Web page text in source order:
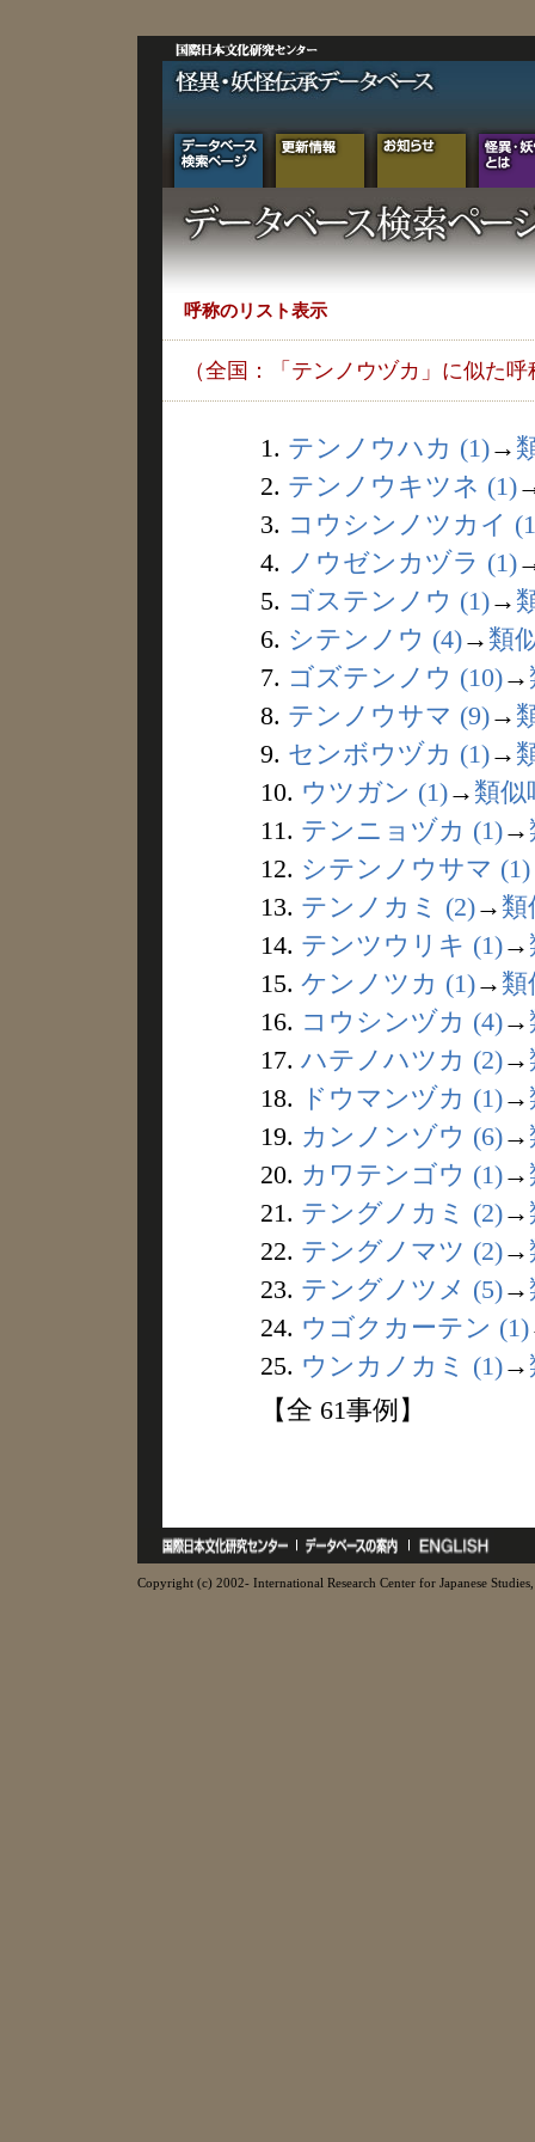
呼称のリスト表示
（全国：「テンノウヅカ」に似た呼
1. テンノウハカ (1)→
2. テンノウキツネ (1)
3. コウシンノツカイ
4. ノウゼンカヅラ (1)
5. ゴステンノウ (1)→
6. シテンノウ (4)→ 類
7. ゴズテンノウ (10)→
8. テンノウサマ (9)→
9. センボウヅカ (1)→
10. ウツガン (1)→ 類似
11. テンニョヅカ (1)→
12. シテンノウサマ (1)
13. テンノカミ (2)→ 類
14. テンツウリキ (1)→
15. ケンノツカ (1)→ 類
16. コウシンヅカ (4)→
17. ハテノハツカ (2)→
18.
ドウマンヅカ (1)→
19. カンノンゾウ (6)→
20. カワテンゴウ (1)→
21. テングノカミ (2)→
22. テングノマツ (2)→
23. テングノツメ (5)→
24. ウゴクカーテン (1)
25. ウンカノカミ (1)→
【全 61事例】
Copyright (c) 2002- International Research Center for Japanese